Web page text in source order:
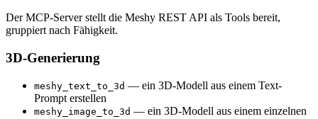
Der MCP-Server stellt die Meshy REST API als Tools bereit,
gruppiert nach Fähigkeit.
3D-Generierung
meshy_text_to_3d — ein 3D-Modell aus einem Text-
Prompt erstellen
meshy_image_to_3d — ein 3D-Modell aus einem einzelnen